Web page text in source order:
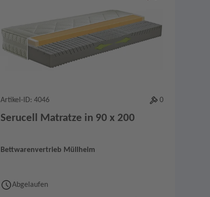
Artikel-ID: 4046 0
Serucell Matratze in 90 x 200
Bettwarenvertrieb Müllheim
Abgelaufen